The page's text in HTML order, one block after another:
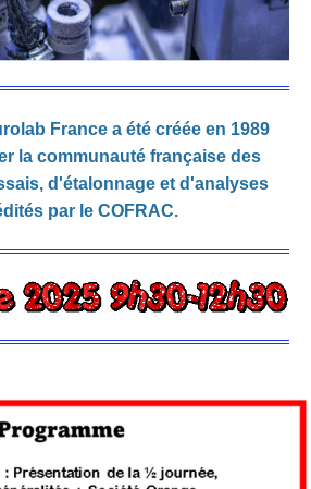
France a été créée en 1989
la communauté française des
d'étalonnage et d'analyses
par le COFRAC.